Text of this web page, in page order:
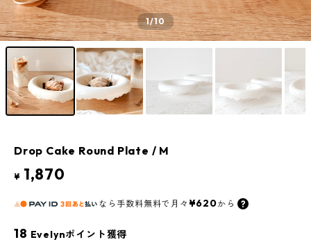
1/10
Drop Cake Round Plate / M
¥ 1,870
なら 手数料無料で 月々 ¥620から
18 Evelynポイント獲得